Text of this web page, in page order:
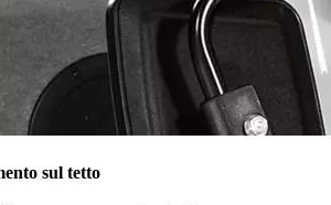
sul tetto